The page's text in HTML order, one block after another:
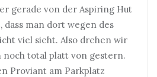
gerade von der Aspiring Hut
dass man dort wegen des
viel sieht. Also drehen wir
noch total platt von gestern.
Proviant am Parkplatz